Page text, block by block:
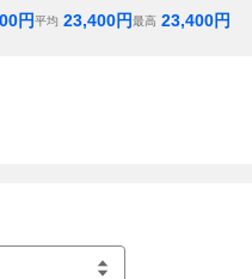
円平均 23,400円最高 23,400円